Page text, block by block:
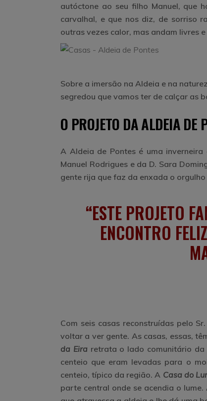
autóctone ao seu filho Manuel, que
carvalhal, e que nos diz, de sorriso
outras vezes calor, mas andam livres
Sobre a imersão na Aldeia e na
segredou que vamos ter de calçar as
O PROJETO DA ALDEIA DE
A Aldeia de Pontes é uma
Manuel Rodrigues e da D. Sara
gente rija que faz da enxada o
ESTE PROJETO
ENCONTRO
Com seis casas reconstruídas pelo
voltar a ver gente. As casas, essas,
da Eira retrata o lado comunitário
centeio que eram levadas para o
centeio, típico da região. A Casa do
parte central onde se acendia o lume.